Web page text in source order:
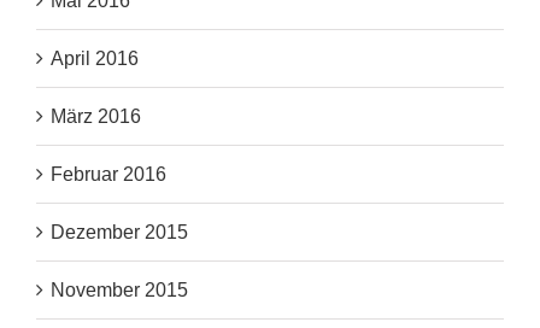
April 2016
März 2016
Februar 2016
Dezember 2015
November 2015